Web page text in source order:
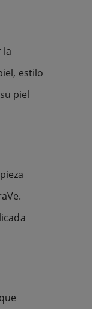
la
estilo
piel